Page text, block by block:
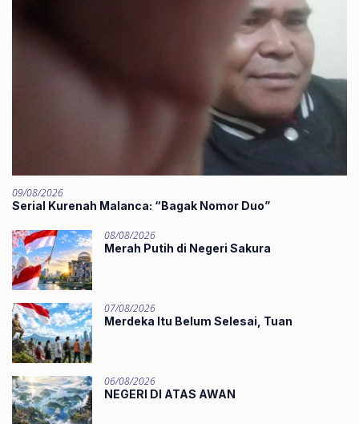
09/08/2026
‎Serial Kurenah Malanca: “Bagak Nomor Duo”
08/08/2026
Merah Putih di Negeri Sakura
07/08/2026
Merdeka Itu Belum Selesai, Tuan
06/08/2026
NEGERI DI ATAS AWAN